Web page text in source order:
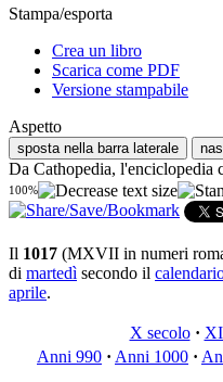
Stampa/esporta
Crea un libro
Scarica come PDF
Versione stampabile
Aspetto
sposta nella barra laterale
Da Cathopedia, l'enciclopedia
100%
Il 1017 (MXVII in numeri
di martedì secondo il
aprile.
X secolo·
Anni 990 · Anni 1000 ·